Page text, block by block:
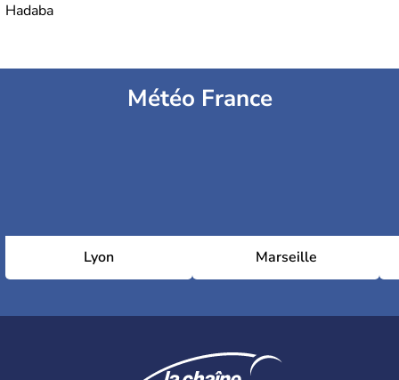
Hadaba
Météo France
Lyon Marseille